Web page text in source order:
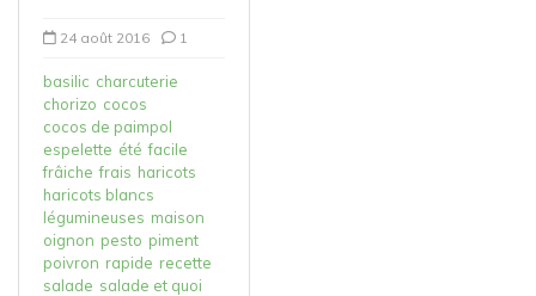
24 août 2016 1
basilic charcuterie
chorizo cocos
cocos de paimpol
espelette été facile
frâiche frais haricots
haricots blancs
légumineuses maison
oignon pesto piment
poivron rapide recette
salade salade et quoi